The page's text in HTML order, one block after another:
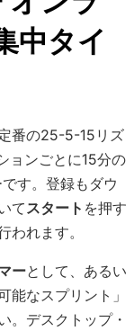
中タイ
番の25-5-15リズ
ョンごとに15分の
す。登録もダウ
てスタート を押す
われます。
ーとして、あるい
能なスプリント」
。デスクトップ・